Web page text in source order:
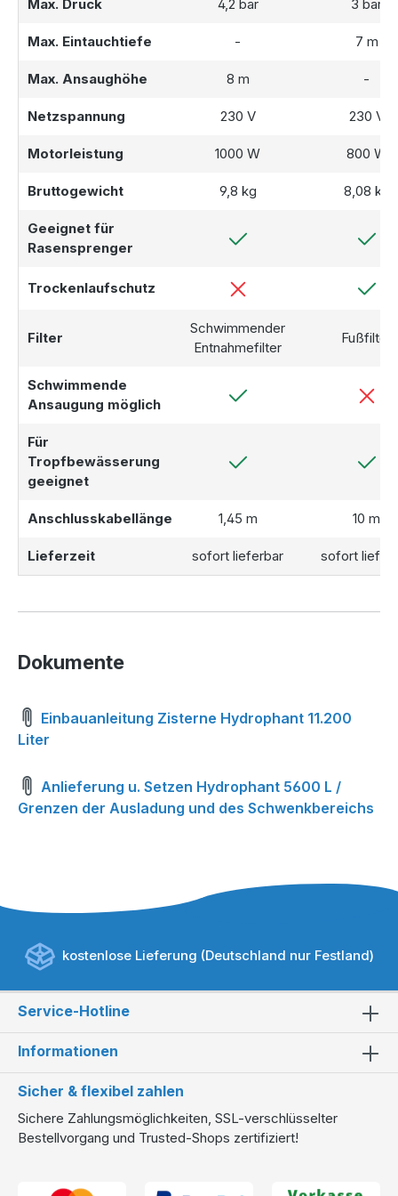
Max. Druck 4,2 bar 3 bar
Max. Eintauchtiefe - 7 m
Max. Ansaughöhe 8 m -
Netzspannung 230 V 230 V
Motorleistung 1000 W 800 W
Bruttogewicht 9,8 kg 8,08 kg
Geeignet für
Rasensprenger
Trockenlaufschutz
Filter
Schwimmender
Entnahmefilter
Fußfilter
Schwimmende
Ansaugung möglich
Für
Tropfbewässerung
geeignet
Anschlusskabellänge 1,45 m 10 m
Lieferzeit sofort lieferbar sofort
Dokumente
Einbauanleitung Zisterne Hydrophant 11.200
Liter
Anlieferung u. Setzen Hydrophant 5600 L /
Grenzen der Ausladung und des Schwenkbereichs
kostenlose Lieferung (Deutschland nur Festland)
Service-Hotline
Informationen
Sicher & flexibel zahlen
Sichere Zahlungsmöglichkeiten, SSL-verschlüsselter
Bestellvorgang und Trusted-Shops zertifiziert!